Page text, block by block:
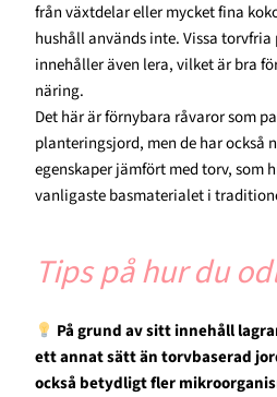
från växtdelar eller mycket fina
hushåll används inte. Vissa
innehåller även lera, vilket är bra
näring.
Det här är förnybara råvaror som
planteringsjord, men de har också
egenskaper jämfört med torv, som
vanligaste basmaterialet i
Tips på hur du
På grund av sitt innehåll
ett annat sätt än torvbaserad
också betydligt fler